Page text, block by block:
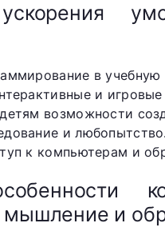
в учебную
и игровые
возможности
и любопытство.
к компьютерам и
мышление и